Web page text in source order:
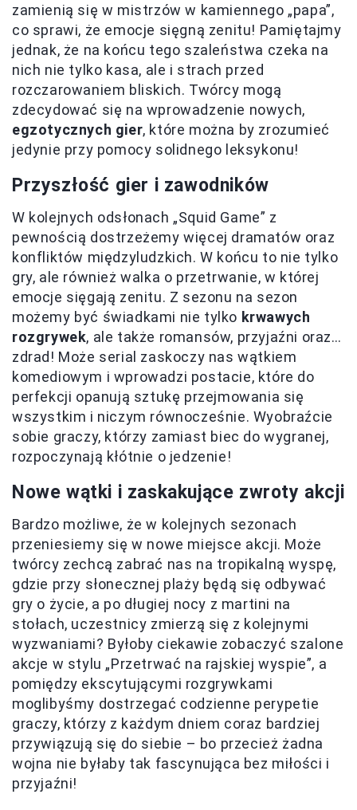
zamienią się w mistrzów w kamiennego „papa”,
co sprawi, że emocje sięgną zenitu! Pamiętajmy
jednak, że na końcu tego szaleństwa czeka na
nich nie tylko kasa, ale i strach przed
rozczarowaniem bliskich. Twórcy mogą
zdecydować się na wprowadzenie nowych,
egzotycznych gier, które można by zrozumieć
jedynie przy pomocy solidnego leksykonu!
Przyszłość gier i zawodników
W kolejnych odsłonach „Squid Game” z
pewnością dostrzeżemy więcej dramatów oraz
konfliktów międzyludzkich. W końcu to nie tylko
gry, ale również walka o przetrwanie, w której
emocje sięgają zenitu. Z sezonu na sezon
możemy być świadkami nie tylko krwawych
rozgrywek, ale także romansów, przyjaźni oraz…
zdrad! Może serial zaskoczy nas wątkiem
komediowym i wprowadzi postacie, które do
perfekcji opanują sztukę przejmowania się
wszystkim i niczym równocześnie. Wyobraźcie
sobie graczy, którzy zamiast biec do wygranej,
rozpoczynają kłótnie o jedzenie!
Nowe wątki i zaskakujące zwroty akcji
Bardzo możliwe, że w kolejnych sezonach
przeniesiemy się w nowe miejsce akcji. Może
twórcy zechcą zabrać nas na tropikalną wyspę,
gdzie przy słonecznej plaży będą się odbywać
gry o życie, a po długiej nocy z martini na
stołach, uczestnicy zmierzą się z kolejnymi
wyzwaniami? Byłoby ciekawie zobaczyć szalone
akcje w stylu „Przetrwać na rajskiej wyspie”, a
pomiędzy ekscytującymi rozgrywkami
moglibyśmy dostrzegać codzienne perypetie
graczy, którzy z każdym dniem coraz bardziej
przywiązują się do siebie – bo przecież żadna
wojna nie byłaby tak fascynująca bez miłości i
przyjaźni!